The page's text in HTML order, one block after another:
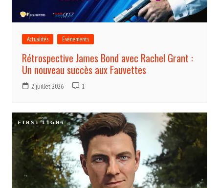
Actualités Evénements
Rétrospective James Bond avec Rachel Grant :
Un nouveau succès aux Fauvettes
2 juillet 2026 1